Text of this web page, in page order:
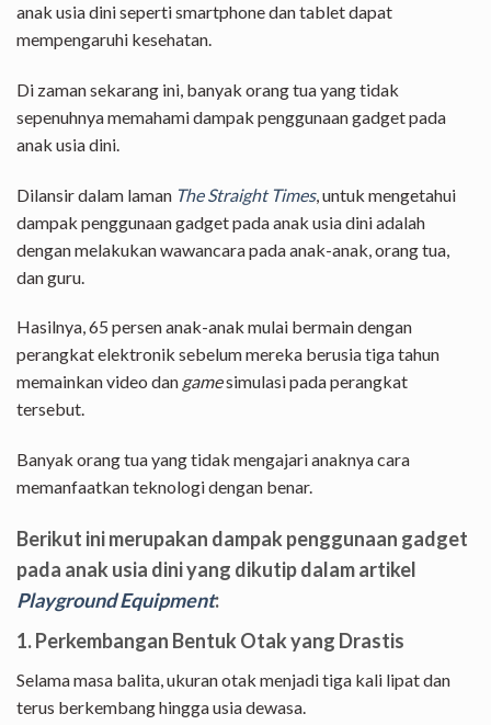
anak usia dini seperti smartphone dan tablet dapat
mempengaruhi kesehatan.
Di zaman sekarang ini, banyak orang tua yang tidak
sepenuhnya memahami dampak penggunaan gadget pada
anak usia dini.
Dilansir dalam laman The Straight Times, untuk mengetahui
dampak penggunaan gadget pada anak usia dini adalah
dengan melakukan wawancara pada anak-anak, orang tua,
dan guru.
Hasilnya, 65 persen anak-anak mulai bermain dengan
perangkat elektronik sebelum mereka berusia tiga tahun
memainkan video dan gamesimulasi pada perangkat
tersebut.
Banyak orang tua yang tidak mengajari anaknya cara
memanfaatkan teknologi dengan benar.
Berikut ini merupakan dampak penggunaan gadget
pada anak usia dini yang dikutip dalam artikel
Playground Equipment:
1. Perkembangan Bentuk Otak yang Drastis
Selama masa balita, ukuran otak menjadi tiga kali lipat dan
terus berkembang hingga usia dewasa.